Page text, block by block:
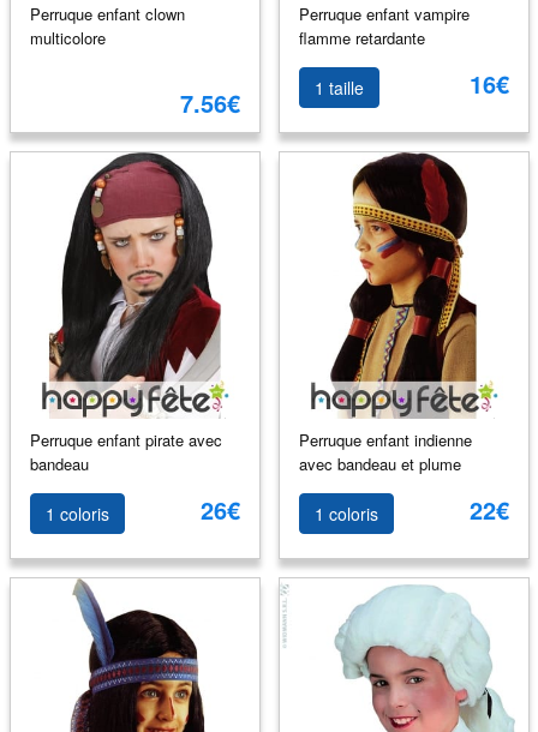
Perruque enfant clown
multicolore
7.56€
Perruque enfant vampire
flamme retardante
1 taille 16€
Perruque enfant pirate avec
bandeau
1 coloris 26€
Perruque enfant indienne
avec bandeau et plume
1 coloris 22€